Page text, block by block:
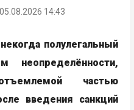
05.08.2026 14:43
полулегальный
неопределённости,
частью
введения санкций